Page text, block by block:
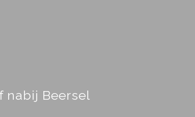
nabij Beersel